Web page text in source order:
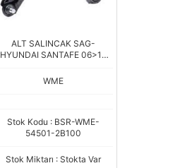
ALT SALINCAK SAG-
HYUNDAI SANTAFE 06>12
WME
Stok Kodu : BSR-WME-
54501-2B100
Stok Miktarı : Stokta Var